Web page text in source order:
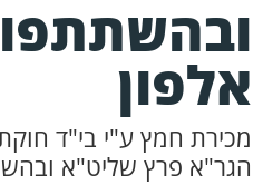
חמץ ע"י בי"ד חוקת
פרץ שליט"א